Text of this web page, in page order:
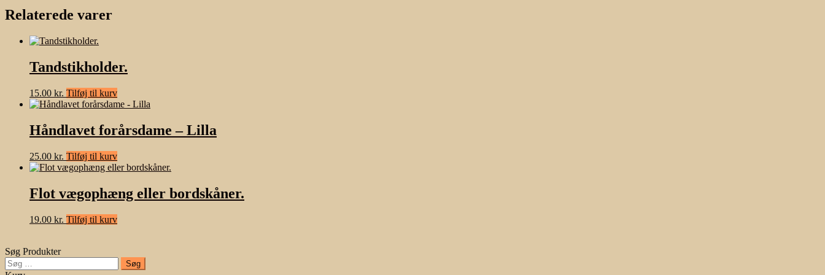
Relaterede varer
Tandstikholder.
15.00 kr. Tilføj til kurv
Håndlavet forårsdame – Lilla
25.00 kr. Tilføj til kurv
Flot vægophæng eller bordskåner.
19.00 kr. Tilføj til kurv
Søg Produkter
Søg
efter: